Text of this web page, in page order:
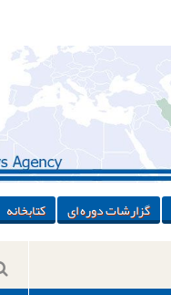
گزارشات دوره ای کتابخانه